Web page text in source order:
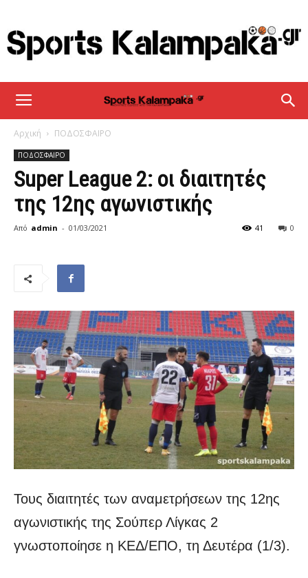
sportskalampaka
Αρχική ΠΟΔΟΣΦΑΙΡΟ
ΠΟΔΟΣΦΑΙΡΟ
Super League 2: οι διαιτητές
της 12ης αγωνιστικής
Από admin - 01/03/2021 0
41
Τους διαιτητές των αναμετρήσεων της 12ης
αγωνιστικής της Σούπερ Λίγκας 2
γνωστοποίησε η ΚΕΔ/ΕΠΟ, τη Δευτέρα (1/3).